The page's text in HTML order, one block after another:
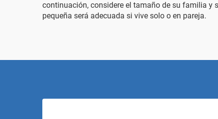
continuación, considere el tamaño de su familia y
pequeña será adecuada si vive solo o en pareja.